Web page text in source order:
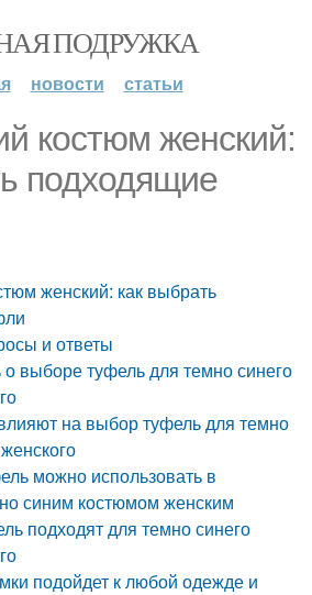
ПОДРУЖКА
новости статьи
костюм женский:
подходящие
женский: как выбрать
и ответы
о выборе туфель для темно синего
на выбор туфель для темно
можно использовать в
синим костюмом женским
подходят для темно синего
подойдет к любой одежде и